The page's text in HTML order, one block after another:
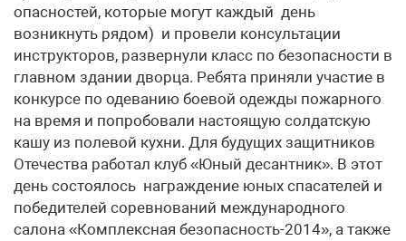
опасностей, которые могут каждый день
возникнуть рядом) и провели консультации
инструкторов, развернули класс по безопасности в
главном здании дворца. Ребята приняли участие в
конкурсе по одеванию боевой одежды пожарного
на время и попробовали настоящую солдатскую
кашу из полевой кухни. Для будущих защитников
Отечества работал клуб «Юный десантник». В этот
день состоялось награждение юных спасателей и
победителей соревнований международного
салона «Комплексная безопасность-2014», а также